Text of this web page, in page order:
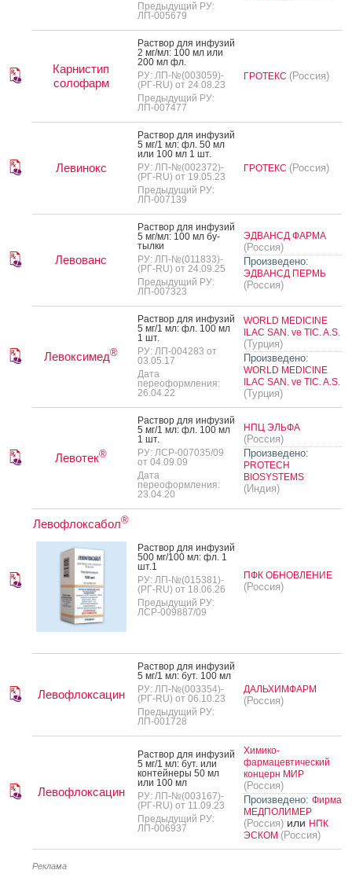
Предыдущий РУ:
ЛП-005679
Карнистип
солофарм
Рас­твор для ин­фу­зий
2 мг/мл: 100 мл или
200 мл фл.
РУ: ЛП-№(003059)-
(РГ-RU) от 24.08.23
Предыдущий РУ:
ЛП-007477
ГРОТЕКС (Россия)
Левинокс
Рас­твор для ин­фу­зий
5 мг/1 мл: фл. 50 мл
или 100 мл 1 шт.
РУ: ЛП-№(002372)-
(РГ-RU) от 19.05.23
Предыдущий РУ:
ЛП-007139
ГРОТЕКС (Россия)
Левованс
Рас­твор для ин­фу­зий
5 мг/мл: 100 мл бу­
тыл­ки
РУ: ЛП-№(011833)-
(РГ-RU) от 24.09.25
Предыдущий РУ:
ЛП-007323
ЭДВАНСД ФАРМА
(Россия)
Произведено:
ЭДВАНСД ПЕРМЬ
(Россия)
Левоксимед®
Рас­твор для ин­фу­зий
5 мг/1 мл: фл. 100 мл
1 шт.
РУ: ЛП-004283 от
03.05.17
Дата
переоформления:
26.04.22
WORLD MEDICINE
ILAC SAN. ve TIC. A.S.
(Турция)
Произведено:
WORLD MEDICINE
ILAC SAN. ve TIC. A.S.
(Турция)
Левотек®
Рас­твор для ин­фу­зий
5 мг/1 мл: фл. 100 мл
1 шт.
РУ: ЛСР-007035/09
от 04.09.09
Дата
переоформления:
23.04.20
НПЦ ЭЛЬФА
(Россия)
Произведено:
PROTECH
BIOSYSTEMS
(Индия)
Левофлоксабол®
Рас­твор для ин­фу­зий
500 мг/100 мл: фл. 1
шт.1
РУ: ЛП-№(015381)-
(РГ-RU) от 18.06.26
Предыдущий РУ:
ЛСР-009887/09
ПФК ОБНОВЛЕНИЕ
(Россия)
Левофлоксацин
Рас­твор для ин­фу­зий
5 мг/1 мл: бут. 100 мл
РУ: ЛП-№(003354)-
(РГ-RU) от 06.10.23
Предыдущий РУ:
ЛП-001728
ДАЛЬХИМФАРМ
(Россия)
Левофлоксацин
Рас­твор для ин­фу­зий
5 мг/1 мл: бут. или
кон­тей­не­ры 50 мл
или 100 мл
РУ: ЛП-№(003167)-
(РГ-RU) от 11.09.23
Предыдущий РУ:
ЛП-006937
Химико-
фармацевтический
концерн МИР
(Россия)
Произведено: Фирма
МЕДПОЛИМЕР
(Россия) или НПК
ЭСКОМ (Россия)
Реклама